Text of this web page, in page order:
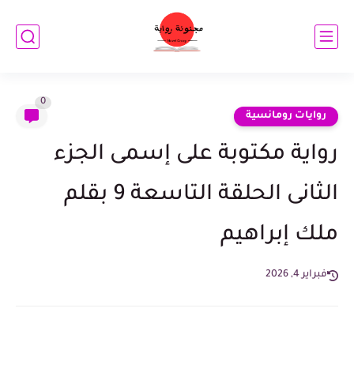
روايات رومانسية
0
رواية مكتوبة على إسمى الجزء
الثانى الحلقة التاسعة 9 بقلم
ملك إبراهيم
فبراير 4, 2026